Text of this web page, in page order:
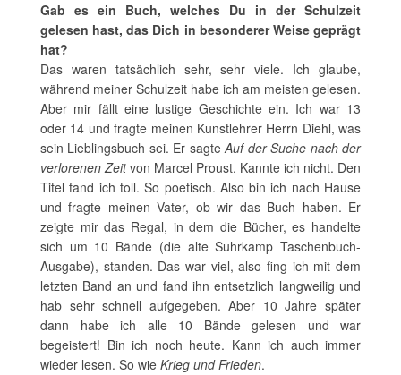
Gab es ein Buch, welches Du in der Schulzeit
gelesen hast, das Dich in besonderer Weise geprägt
hat?
Das waren tatsächlich sehr, sehr viele. Ich glaube,
während meiner Schulzeit habe ich am meisten gelesen.
Aber mir fällt eine lustige Geschichte ein. Ich war 13
oder 14 und fragte meinen Kunstlehrer Herrn Diehl, was
sein Lieblingsbuch sei. Er sagteAuf der Suche nach der
verlorenen Zeitvon Marcel Proust. Kannte ich nicht. Den
Titel fand ich toll. So poetisch. Also bin ich nach Hause
und fragte meinen Vater, ob wir das Buch haben. Er
zeigte mir das Regal, in dem die Bücher, es handelte
sich um 10 Bände (die alte Suhrkamp Taschenbuch-
Ausgabe), standen. Das war viel, also fing ich mit dem
letzten Band an und fand ihn entsetzlich langweilig und
hab sehr schnell aufgegeben. Aber 10 Jahre später
dann habe ich alle 10 Bände gelesen und war
begeistert! Bin ich noch heute. Kann ich auch immer
wieder lesen. So wie Krieg und Frieden.